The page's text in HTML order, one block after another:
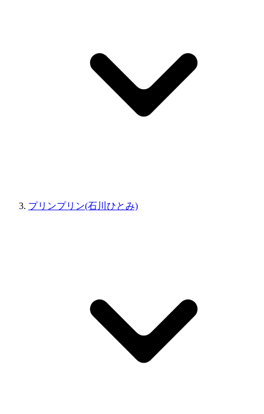
プリンプリン(石川ひとみ)